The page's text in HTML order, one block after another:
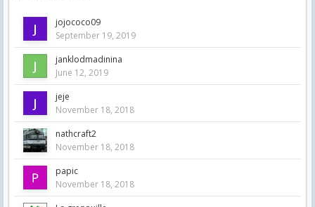
jojococo09
September 19, 2019
janklodmadinina
June 12, 2019
jeje
November 18, 2018
nathcraft2
November 18, 2018
papic
November 18, 2018